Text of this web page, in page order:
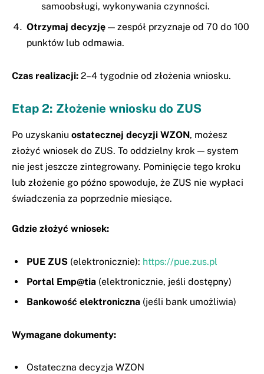
samoobsługi, wykonywania czynności.
Otrzymaj decyzję — zespół przyznaje od 70 do 100
punktów lub odmawia.
Czas realizacji: 2–4 tygodnie od złożenia wniosku.
Etap 2: Złożenie wniosku do ZUS
Po uzyskaniu ostatecznej decyzji WZON, możesz
złożyć wniosek do ZUS. To oddzielny krok — system
nie jest jeszcze zintegrowany. Pominięcie tego kroku
lub złożenie go późno spowoduje, że ZUS nie wypłaci
świadczenia za poprzednie miesiące.
Gdzie złożyć wniosek:
PUE ZUS (elektronicznie): https://pue.zus.pl
Portal Emp@tia (elektronicznie, jeśli dostępny)
Bankowość elektroniczna (jeśli bank umożliwia)
Wymagane dokumenty:
Ostateczna decyzja WZON